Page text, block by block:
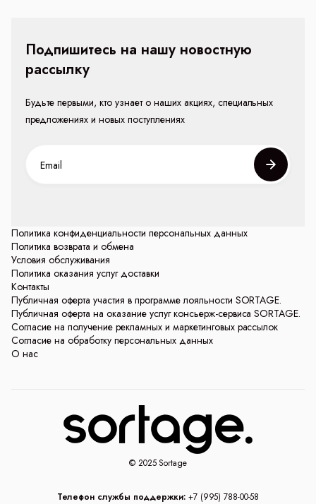
Политика конфиденциальности персональных данных
Политика возврата и обмена
Условия обслуживания
Политика оказания услуг доставки
Контакты
Публичная оферта участия в программе лояльности SORTAGE.
Публичная оферта на оказание услуг консьерж-сервиса SORTAGE.
Согласие на получение рекламных и маркетинговых рассылок
Согласие на обработку персональных данных
О нас
Подпишитесь на нашу новостную
рассылку
Будьте первыми, кто узнает о наших акциях, специальных
предложениях и новых поступлениях
© 2025 Sortage
Телефон службы поддержки: +7 (995) 788-00-58